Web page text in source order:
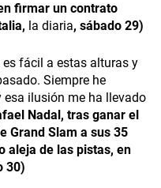
firmar un contrato
la diaria, sábado 29)
fácil a estas alturas y
Siempre he
ilusión me ha llevado
Nadal, tras ganar el
Grand Slam a sus 35
aleja de las pistas, en
30)